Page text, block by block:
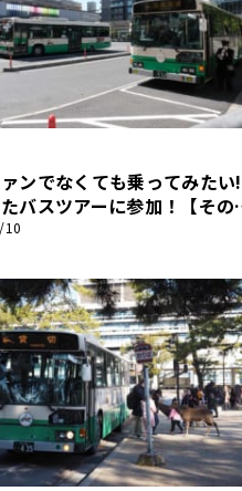
MINI
モーガン
ボルボ
キャデ
テスラ
BYD
その他
レクサス
三菱
ダイハツ
光岡
その他
ンでなくても乗ってみたい
バスツアーに参加！【その
良・京都にまたがる廃線跡を
10